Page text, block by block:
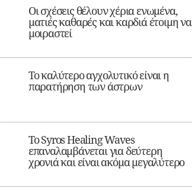
Οι σχέσεις θέλουν χέρια ενωμένα,
ματιές καθαρές και καρδιά έτοιμη να
μοιραστεί
Το καλύτερο αγχολυτικό είναι η
παρατήρηση των άστρων
Το Syros Healing Waves
επαναλαμβάνεται για δεύτερη
χρονιά και είναι ακόμα μεγαλύτερο